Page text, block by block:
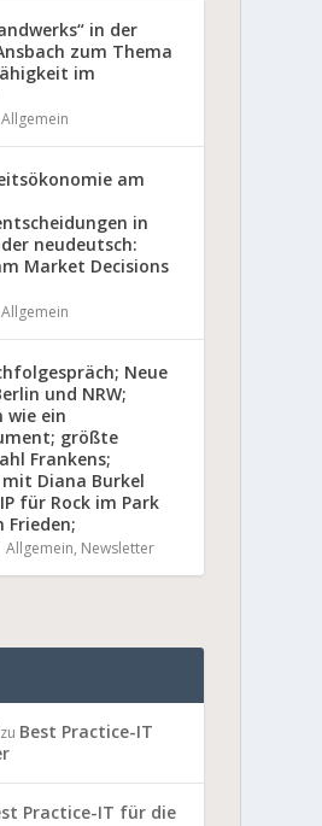
in der
zum Thema
im
Allgemein
am
in
neudeutsch:
Market Decisions
Allgemein
Neue
und NRW;
wie ein
größte
Frankens;
mit Diana Burkel
für Rock im Park
Frieden;
Allgemein, Newsletter
zu Best Practice-IT
Practice-IT für die